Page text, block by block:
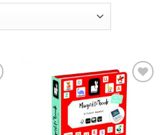
AJOUTER
À LA
LISTE DE
SOUHAITS